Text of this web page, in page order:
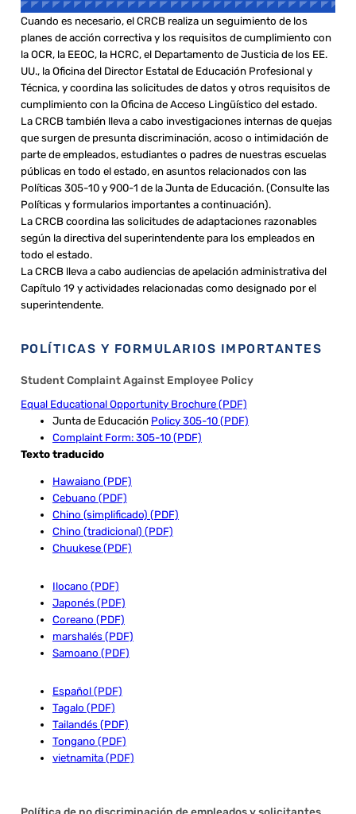
Cuando es necesario, el CRCB realiza un seguimiento de los
planes de acción correctiva y los requisitos de cumplimiento con
la OCR, la EEOC, la HCRC, el Departamento de Justicia de los EE.
UU., la Oficina del Director Estatal de Educación Profesional y
Técnica, y coordina las solicitudes de datos y otros requisitos de
cumplimiento con la Oficina de Acceso Lingüístico del estado.
La CRCB también lleva a cabo investigaciones internas de quejas
que surgen de presunta discriminación, acoso o intimidación de
parte de empleados, estudiantes o padres de nuestras escuelas
públicas en todo el estado, en asuntos relacionados con las
Políticas 305-10 y 900-1 de la Junta de Educación. (Consulte las
Políticas y formularios importantes a continuación).
La CRCB coordina las solicitudes de adaptaciones razonables
según la directiva del superintendente para los empleados en
todo el estado.
La CRCB lleva a cabo audiencias de apelación administrativa del
Capítulo 19 y actividades relacionadas como designado por el
superintendente.
POLÍTICAS Y FORMULARIOS IMPORTANTES
Student Complaint Against Employee Policy
Equal Educational Opportunity Brochure (PDF)
Junta de Educación Policy 305-10 (PDF)
Complaint Form: 305-10 (PDF)
Texto traducido
Hawaiano (PDF)
Cebuano (PDF)
Chino (simplificado) (PDF)
Chino (tradicional) (PDF)
Chuukese (PDF)
Ilocano (PDF)
Japonés (PDF)
Coreano (PDF)
marshalés (PDF)
Samoano (PDF)
Español (PDF)
Tagalo (PDF)
Tailandés (PDF)
Tongano (PDF)
vietnamita (PDF)